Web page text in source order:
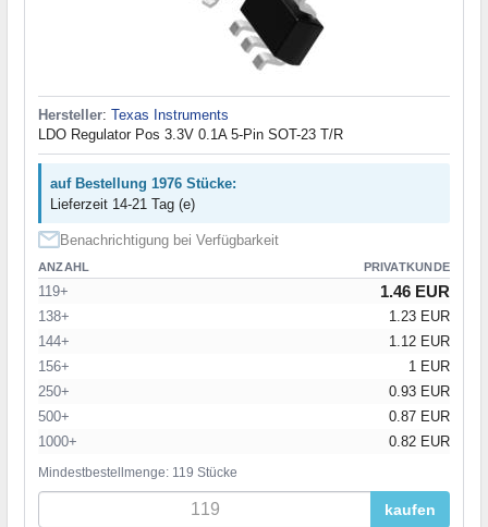
Hersteller: Texas Instruments
LDO Regulator Pos 3.3V 0.1A 5-Pin SOT-23 T/R
auf Bestellung 1976 Stücke:
Lieferzeit 14-21 Tag (e)
Benachrichtigung bei Verfügbarkeit
ANZAHL PRIVATKUNDE
119+ 1.46 EUR
138+
1.23 EUR
144+
1.12 EUR
156+
1 EUR
250+
0.93 EUR
500+
0.87 EUR
1000+
0.82 EUR
Mindestbestellmenge: 119 Stücke
kaufen